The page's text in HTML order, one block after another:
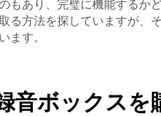
あり、完璧に機能するか
方法を探していますが、
ます。
音ボックス